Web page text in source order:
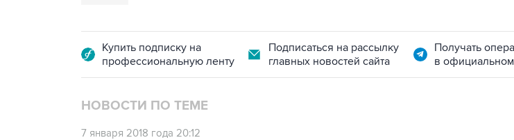
Купить подписку на
профессиональную ленту
Подписаться на рассылку
главных новостей сайта
Получать
в
НОВОСТИ ПО ТЕМЕ
7 января 2018 года 20:12